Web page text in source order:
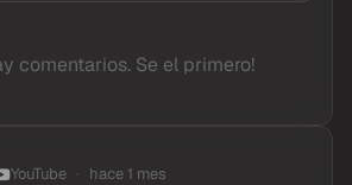
comentarios. Se el primero!
YouTube hace 1 mes